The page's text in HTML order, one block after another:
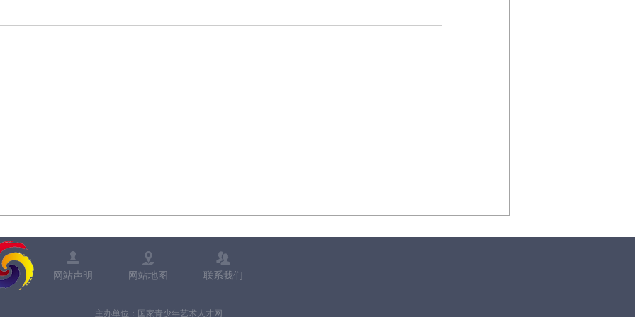
网站声明 网站地图 联系我们
主办单位：国家青少年艺术人才网